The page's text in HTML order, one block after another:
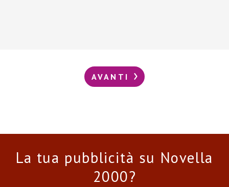
AVANTI
La tua pubblicità su Novella
2000?